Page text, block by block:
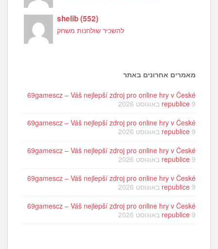
shelib(552)
להשכיר שולחנות משחק
מאמרים אחרונים באתר
69gamescz – Váš nejlepší zdroj pro online hry v České
republice 9 באוגוסט 2026
69gamescz – Váš nejlepší zdroj pro online hry v České
republice 9 באוגוסט 2026
69gamescz – Váš nejlepší zdroj pro online hry v České
republice 9 באוגוסט 2026
69gamescz – Váš nejlepší zdroj pro online hry v České
republice 9 באוגוסט 2026
69gamescz – Váš nejlepší zdroj pro online hry v České
republice 9 באוגוסט 2026